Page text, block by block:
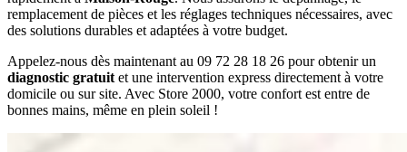
remplacement de pièces et les réglages techniques nécessaires, avec
des solutions durables et adaptées à votre budget.
Appelez-nous dès maintenant au 09 72 28 18 26 pour obtenir un
diagnostic gratuitet une intervention express directement à votre
domicile ou sur site. Avec Store 2000, votre confort est entre de
bonnes mains, même en plein soleil !